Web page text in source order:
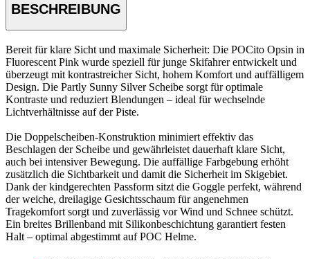
BESCHREIBUNG
Bereit für klare Sicht und maximale Sicherheit: Die POCito Opsin in
Fluorescent Pink wurde speziell für junge Skifahrer entwickelt und
überzeugt mit kontrastreicher Sicht, hohem Komfort und auffälligem
Design. Die Partly Sunny Silver Scheibe sorgt für optimale
Kontraste und reduziert Blendungen – ideal für wechselnde
Lichtverhältnisse auf der Piste.
Die Doppelscheiben-Konstruktion minimiert effektiv das
Beschlagen der Scheibe und gewährleistet dauerhaft klare Sicht,
auch bei intensiver Bewegung. Die auffällige Farbgebung erhöht
zusätzlich die Sichtbarkeit und damit die Sicherheit im Skigebiet.
Dank der kindgerechten Passform sitzt die Goggle perfekt, während
der weiche, dreilagige Gesichtsschaum für angenehmen
Tragekomfort sorgt und zuverlässig vor Wind und Schnee schützt.
Ein breites Brillenband mit Silikonbeschichtung garantiert festen
Halt – optimal abgestimmt auf POC Helme.